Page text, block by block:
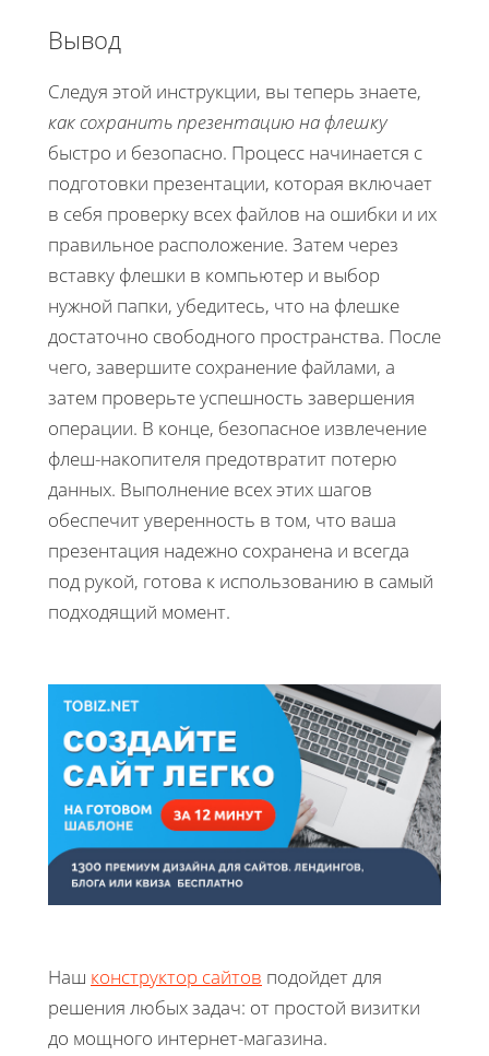
Вывод
Следуя этой инструкции, вы теперь знаете,
как сохранить презентацию на флешку
быстро и безопасно. Процесс начинается с
подготовки презентации, которая включает
в себя проверку всех файлов на ошибки и их
правильное расположение. Затем через
вставку флешки в компьютер и выбор
нужной папки, убедитесь, что на флешке
достаточно свободного пространства. После
чего, завершите сохранение файлами, а
затем проверьте успешность завершения
операции. В конце, безопасное извлечение
флеш-накопителя предотвратит потерю
данных. Выполнение всех этих шагов
обеспечит уверенность в том, что ваша
презентация надежно сохранена и всегда
под рукой, готова к использованию в самый
подходящий момент.
Наш конструктор сайтов подойдет для
решения любых задач: от простой визитки
до мощного интернет-магазина.